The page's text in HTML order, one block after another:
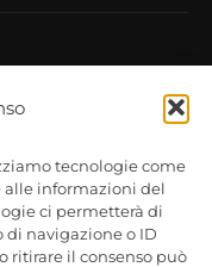
tecnologie come
alle informazioni del
ci permetterà di
navigazione o ID
ritirare il consenso può